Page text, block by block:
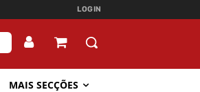
LOGIN
MAIS SECÇÕES